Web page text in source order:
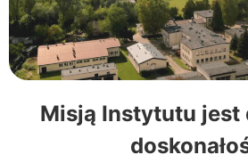
Misją Instytutu jest